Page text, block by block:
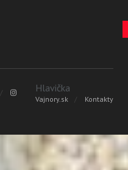
Hlavička
Vajnory.sk Kontakty